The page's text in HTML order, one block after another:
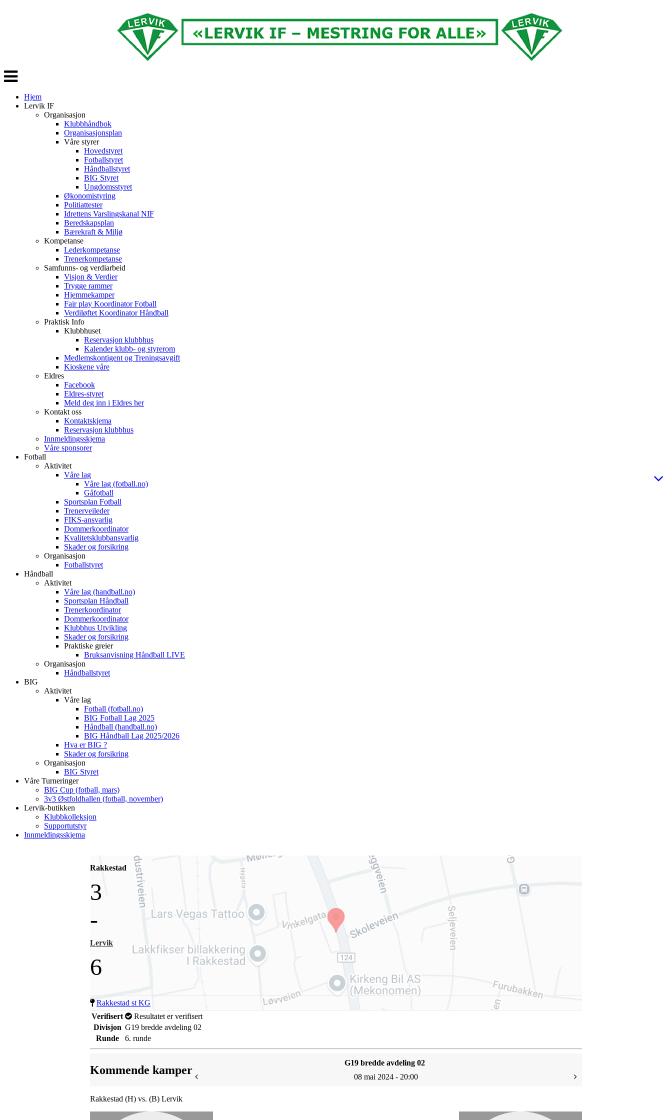
Veksle
navigasjon
Hjem
Lervik IF
Organisasjon
Klubbhåndbok
Organisasjonsplan
Våre styrer
Hovedstyret
Fotballstyret
Håndballstyret
BIG Styret
Ungdomsstyret
Økonomistyring
Politiattester
Idrettens Varslingskanal NIF
Beredskapsplan
Bærekraft & Miljø
Kompetanse
Lederkompetanse
Trenerkompetanse
Samfunns- og verdiarbeid
Visjon & Verdier
Trygge rammer
Hjemmekamper
Fair play Koordinator Fotball
Verdiløftet Koordinator Håndball
Praktisk Info
Klubbhuset
Reservasjon klubbhus
Kalender klubb- og styrerom
Medlemskontigent og Treningsavgift
Kioskene våre
Eldres
Facebook
Eldres-styret
Meld deg inn i Eldres her
Kontakt oss
Kontaktskjema
Reservasjon klubbhus
Innmeldingsskjema
Våre sponsorer
Fotball
Aktivitet
Våre lag
Våre lag (fotball.no)
Gåfotball
Sportsplan Fotball
Trenerveileder
FIKS-ansvarlig
Dommerkoordinator
Kvalitetsklubbansvarlig
Skader og forsikring
Organisasjon
Fotballstyret
Håndball
Aktivitet
Våre lag (handball.no)
Sportsplan Håndball
Trenerkoordinator
Dommerkoordinator
Klubbhus Utvikling
Skader og forsikring
Praktiske greier
Bruksanvisning Håndball LIVE
Organisasjon
Håndballstyret
BIG
Aktivitet
Våre lag
Fotball (fotball.no)
BIG Fotball Lag 2025
Håndball (handball.no)
BIG Håndball Lag 2025/2026
Hva er BIG ?
Skader og forsikring
Organisasjon
BIG Styret
Våre Turneringer
BIG Cup (fotball, mars)
3v3 Østfoldhallen (fotball, november)
Lervik-butikken
Klubbkolleksjon
Supportutstyr
Innmeldingsskjema
Rakkestad
3
-
Lervik
6
Rakkestad st KG
Verifisert
Resultatet er verifisert
Divisjon G19 bredde avdeling 02
Runde
6. runde
Kommende kamper
G19 bredde avdeling 02
08 mai 2024 - 20:00
Rakkestad (H) vs. (B) Lervik